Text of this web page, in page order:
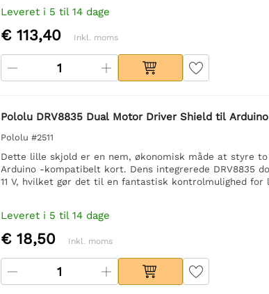
Leveret i 5 til 14 dage
€ 113,40 Inkl. moms
Pololu DRV8835 Dual Motor Driver Shield til Arduino
Pololu #2511
Dette lille skjold er en nem, økonomisk måde at styre
Arduino -kompatibelt kort. Dens integrerede DRV8835
11 V, hvilket gør det til en fantastisk kontrolmulighed for
Leveret i 5 til 14 dage
€ 18,50 Inkl. moms